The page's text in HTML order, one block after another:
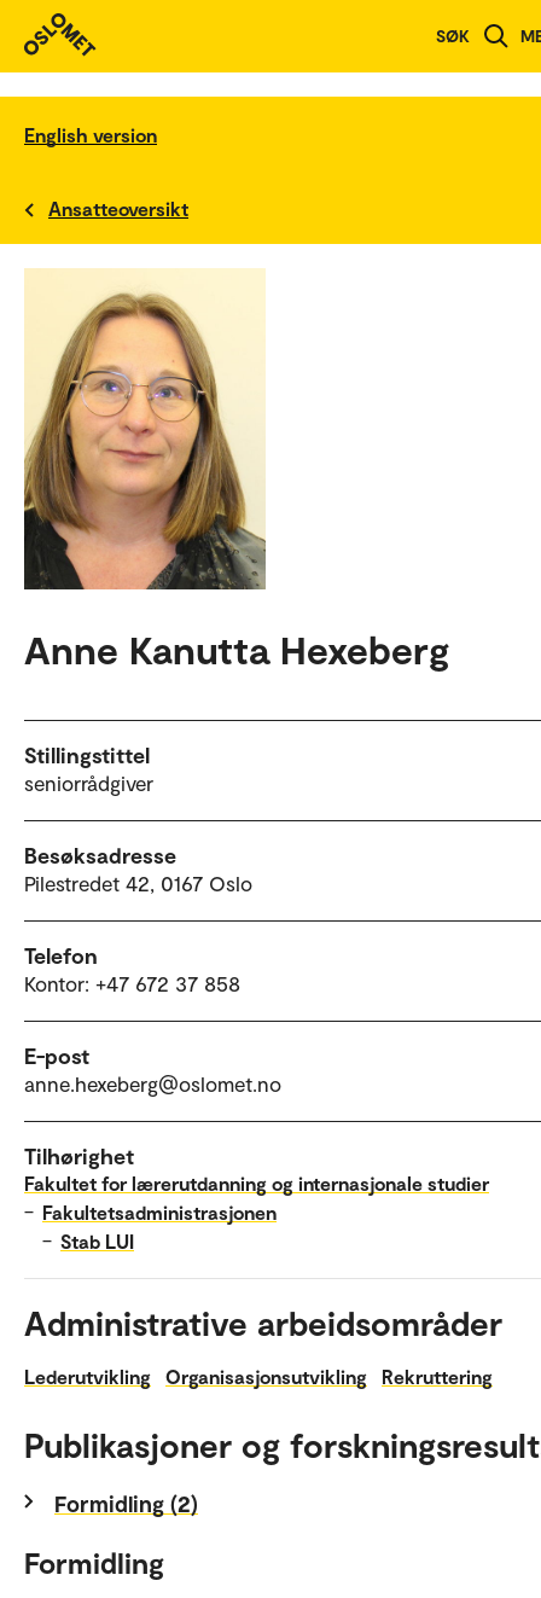
SØK
English version
Ansatteoversikt
Anne Kanutta Hexeberg
Stillingstittel
seniorrådgiver
Besøksadresse
Pilestredet 42, 0167 Oslo
Telefon
Kontor: +47 672 37 858
E-post
anne.hexeberg@oslomet.no
Tilhørighet
Fakultet for lærerutdanning og internasjonale studier
– Fakultetsadministrasjonen
– Stab LUI
Administrative arbeidsområder
Lederutvikling Organisasjonsutvikling Rekruttering
Publikasjoner og
Formidling (2)
Formidling